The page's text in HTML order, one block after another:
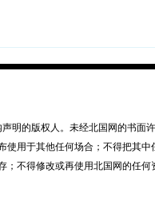
明的版权人。未经北国网的书面
使用于其他任何场合；不得把其
；不得修改或再使用北国网的任